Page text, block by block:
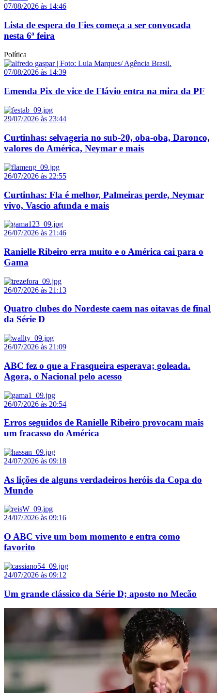
07/08/2026 às 14:46
Lista de espera do Fies começa a ser convocada
nesta 6ª feira
Política
07/08/2026 às 14:39
Emenda Pix de vice de Flávio entra na mira da PF
29/07/2026 às 23:44
Curtinhas: selvageria no sub-20, oba-oba, Daronco,
valores do América, Neymar e mais
26/07/2026 às 22:55
Curtinhas: Fla é melhor, Palmeiras perde, Neymar
vivo, Vascio afunda e mais
26/07/2026 às 21:46
Ranielle Ribeiro erra muito e o América cai para o
Gama
26/07/2026 às 21:13
Quatro clubes do Nordeste caem nas oitavas de final
da Série D
26/07/2026 às 21:09
ABC fez o que a Frasqueira esperava; goleada.
Agora, o Nacional pelo acesso
26/07/2026 às 20:54
Erros seguidos de Ranielle Ribeiro provocam mais
um fracasso do América
24/07/2026 às 09:18
As lições de alguns verdadeiros heróis da Copa do
Mundo
24/07/2026 às 09:16
O ABC vive um bom momento e entra como
favorito
24/07/2026 às 09:12
Um grande clássico da Série D; aposto no Mecão